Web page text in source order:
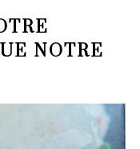
NOTRE